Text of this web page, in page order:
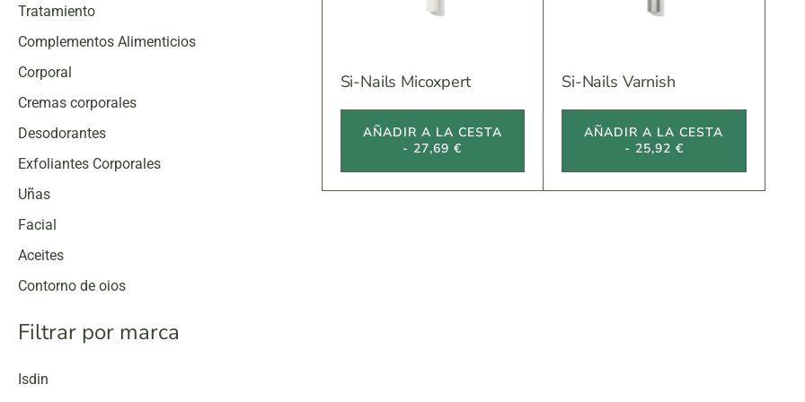
Si-Nails Micoxpert
AÑADIR A LA CESTA
- 27,69 €
Si-Nails Varnish
AÑADIR A LA CESTA
- 25,92 €
Tratamiento
Complementos Alimenticios
Corporal
Cremas corporales
Desodorantes
Exfoliantes Corporales
Uñas
Facial
Aceites
Contorno de ojos
Exfoliantes
Filtrar por marca
Isdin